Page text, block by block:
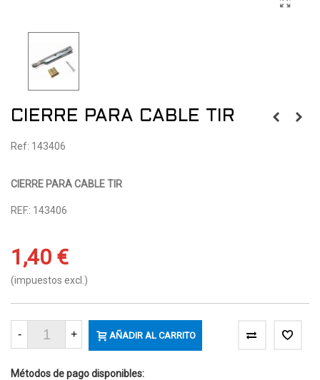
CIERRE PARA CABLE TIR
Ref: 143406
CIERRE PARA CABLE TIR
REF.: 143406
1,40 €
(impuestos excl.)
- + AÑADIR AL CARRITO
Métodos de pago disponibles: